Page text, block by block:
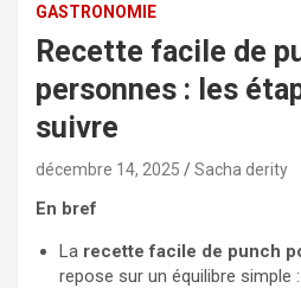
GASTRONOMIE
Recette facile de
personnes : les
suivre
décembre 14, 2025 Sacha derity
En bref
La recette facile de punch
repose sur un équilibre simple